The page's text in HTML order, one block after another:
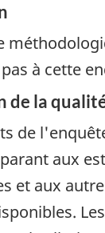
à cette
de la
de
aux
et aux